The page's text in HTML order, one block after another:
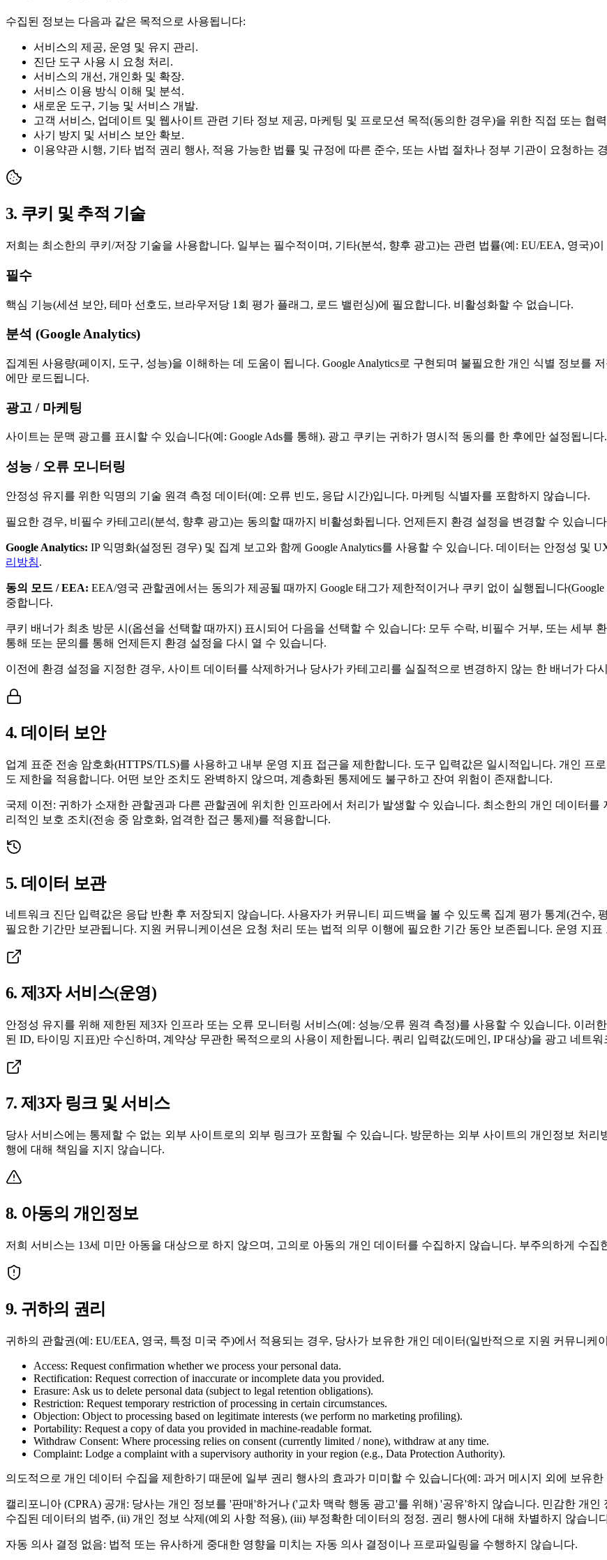
수집된 정보는 다음과 같은 목적으로 사용됩니다:
서비스의 제공, 운영 및 유지 관리.
진단 도구 사용 시 요청 처리.
서비스의 개선, 개인화 및 확장.
서비스 이용 방식 이해 및 분석.
새로운 도구, 기능 및 서비스 개발.
고객 서비스, 업데이트 및 웹사이트 관련 기타 정보 제공, 마케팅 및 프로모션 목적(동의한 경우)을 위한 직접 또는 협
사기 방지 및 서비스 보안 확보.
이용약관 시행, 기타 법적 권리 행사, 적용 가능한 법률 및 규정에 따른 준수, 또는 사법 절차나 정부 기관이 요청하는
3. 쿠키 및 추적 기술
저희는 최소한의 쿠키/저장 기술을 사용합니다. 일부는 필수적이며, 기타(분석, 향후 광고)는 관련 법률(예: EU/EEA, 영국)
필수
핵심 기능(세션 보안, 테마 선호도, 브라우저당 1회 평가 플래그, 로드 밸런싱)에 필요합니다. 비활성화할 수 없습니다.
분석 (Google Analytics)
집계된 사용량(페이지, 도구, 성능)을 이해하는 데 도움이 됩니다. Google Analytics로 구현되며 불필요한 개인 식별 정보를
에만 로드됩니다.
광고 / 마케팅
사이트는 문맥 광고를 표시할 수 있습니다(예: Google Ads를 통해). 광고 쿠키는 귀하가 명시적 동의를 한 후에만 설정됩니
성능 / 오류 모니터링
안정성 유지를 위한 익명의 기술 원격 측정 데이터(예: 오류 빈도, 응답 시간)입니다. 마케팅 식별자를 포함하지 않습니다.
필요한 경우, 비필수 카테고리(분석, 향후 광고)는 동의할 때까지 비활성화됩니다. 언제든지 환경 설정을 변경할 수 있습니
Google Analytics: IP 익명화(설정된 경우) 및 집계 보고와 함께 Google Analytics를 사용할 수 있습니다. 데이터는 안정성 및
리방침.
동의 모드 / EEA: EEA/영국 관할권에서는 동의가 제공될 때까지 Google 태그가 제한적이거나 쿠키 없이 실행됩니다
중합니다.
쿠키 배너가 최초 방문 시(옵션을 선택할 때까지) 표시되어 다음을 선택할 수 있습니다: 모두 수락, 비필수 거부, 또는 세부
통해 또는 문의를 통해 언제든지 환경 설정을 다시 열 수 있습니다.
이전에 환경 설정을 지정한 경우, 사이트 데이터를 삭제하거나 당사가 카테고리를 실질적으로 변경하지 않는 한 배너가 다
4. 데이터 보안
업계 표준 전송 암호화(HTTPS/TLS)를 사용하고 내부 운영 지표 접근을 제한합니다. 도구 입력값은 일시적입니다. 개인 프
도 제한을 적용합니다. 어떤 보안 조치도 완벽하지 않으며, 계층화된 통제에도 불구하고 잔여 위험이 존재합니다.
국제 이전: 귀하가 소재한 관할권과 다른 관할권에 위치한 인프라에서 처리가 발생할 수 있습니다. 최소한의 개인 데이터
리적인 보호 조치(전송 중 암호화, 엄격한 접근 통제)를 적용합니다.
5. 데이터 보관
네트워크 진단 입력값은 응답 반환 후 저장되지 않습니다. 사용자가 커뮤니티 피드백을 볼 수 있도록 집계 평가 통계(건수,
필요한 기간만 보관됩니다. 지원 커뮤니케이션은 요청 처리 또는 법적 의무 이행에 필요한 기간 동안 보존됩니다. 운영 지
6. 제3자 서비스(운영)
안정성 유지를 위해 제한된 제3자 인프라 또는 오류 모니터링 서비스(예: 성능/오류 원격 측정)를 사용할 수 있습니다. 이러
된 ID, 타이밍 지표)만 수신하며, 계약상 무관한 목적으로의 사용이 제한됩니다. 쿼리 입력값(도메인, IP 대상)을 광고 네트
7. 제3자 링크 및 서비스
당사 서비스에는 통제할 수 없는 외부 사이트로의 외부 링크가 포함될 수 있습니다. 방문하는 외부 사이트의 개인정보 처
행에 대해 책임을 지지 않습니다.
8. 아동의 개인정보
저희 서비스는 13세 미만 아동을 대상으로 하지 않으며, 고의로 아동의 개인 데이터를 수집하지 않습니다. 부주의하게 수집
9. 귀하의 권리
귀하의 관할권(예: EU/EEA, 영국, 특정 미국 주)에서 적용되는 경우, 당사가 보유한 개인 데이터(일반적으로 지원 커뮤니
Access: Request confirmation whether we process your personal data.
Rectification: Request correction of inaccurate or incomplete data you provided.
Erasure: Ask us to delete personal data (subject to legal retention obligations).
Restriction: Request temporary restriction of processing in certain circumstances.
Objection: Object to processing based on legitimate interests (we perform no marketing profiling).
Portability: Request a copy of data you provided in machine‑readable format.
Withdraw Consent: Where processing relies on consent (currently limited / none), withdraw at any time.
Complaint: Lodge a complaint with a supervisory authority in your region (e.g., Data Protection Authority).
의도적으로 개인 데이터 수집을 제한하기 때문에 일부 권리 행사의 효과가 미미할 수 있습니다(예: 과거 메시지 외에 보유
캘리포니아 (CPRA) 공개: 당사는 개인 정보를 '판매'하거나 ('교차 맥락 행동 광고'를 위해) '공유'하지 않습니다. 민감한 개
수집된 데이터의 범주, (ii) 개인 정보 삭제(예외 사항 적용), (iii) 부정확한 데이터의 정정. 권리 행사에 대해 차별하지 않습니
자동 의사 결정 없음: 법적 또는 유사하게 중대한 영향을 미치는 자동 의사 결정이나 프로파일링을 수행하지 않습니다.